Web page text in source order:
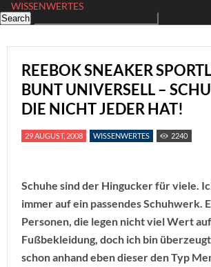
WISSENWERTES
REEBOK SNEAKER
BUNT UNIVERSELL –
DIE NICHT JEDER HAT!
29 AUGUST, 2008 WISSENWERTES 2240
Schuhe sind der Hingucker für viele.
immer auf ein passendes Schuhwerk.
Personen, die legen nicht viel Wert
Fußbekleidung, doch ich bin
schon anhand eben dieser den Typ